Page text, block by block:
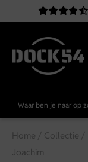
Home / Collectie /
Joachim